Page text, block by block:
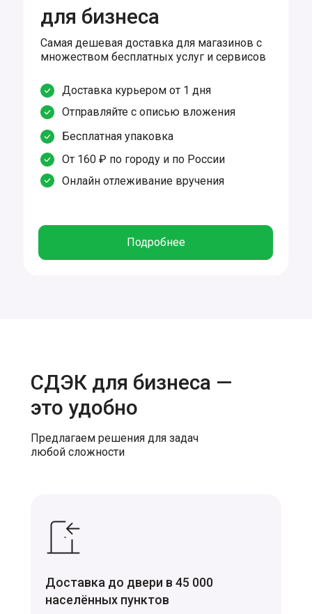
Самая дешевая доставка для магазинов с
множеством бесплатных услуг и сервисов
Онлайн отлеживание вручения
Доставка курьером от 1 дня
для бизнеса
Подробнее
От 160 ₽ по городу и по России
Бесплатная упаковка
Отправляйте с описью вложения
Доставка до двери в 45 000
населённых пунктов
СДЭК для бизнеса —
это удобно
Предлагаем решения для задач
любой сложности